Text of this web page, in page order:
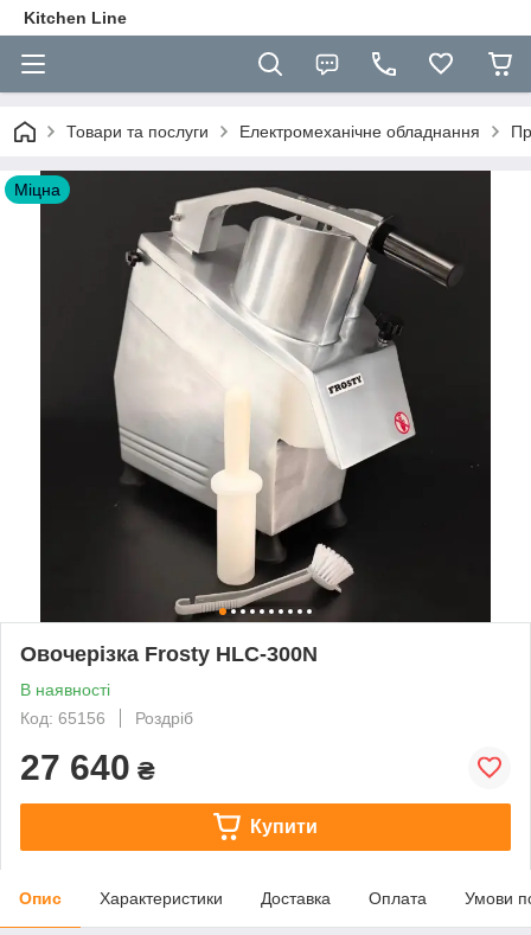
Kitchen Line
Товари та послуги Електромеханічне обладнання
Міцна
Овочерізка Frosty HLC-300N
В наявності
Код: 65156
Роздріб
27 640 ₴
Купити
Опис Характеристики Доставка Оплата Умови